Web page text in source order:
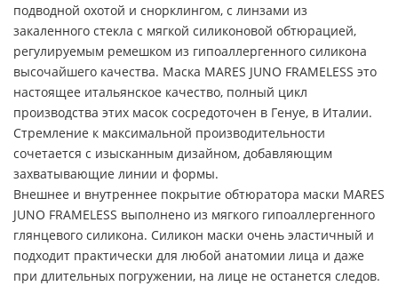
подводной охотой и снорклингом, с линзами из
закаленного стекла с мягкой силиконовой обтюрацией,
регулируемым ремешком из гипоаллергенного силикона
высочайшего качества. Маска MARES JUNO FRAMELESS это
настоящее итальянское качество, полный цикл
производства этих масок сосредоточен в Генуе, в Италии.
Стремление к максимальной производительности
сочетается с изысканным дизайном, добавляющим
захватывающие линии и формы.
Внешнее и внутреннее покрытие обтюратора маски MARES
JUNO FRAMELESS выполнено из мягкого гипоаллергенного
глянцевого силикона. Силикон маски очень эластичный и
подходит практически для любой анатомии лица и даже
при длительных погружении, на лице не останется следов.